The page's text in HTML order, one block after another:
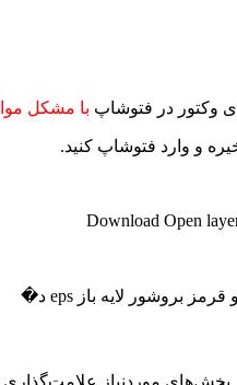
وکتور در فتوشاپ با مشکل
و وارد فتوشاپ کنید.
Download Open